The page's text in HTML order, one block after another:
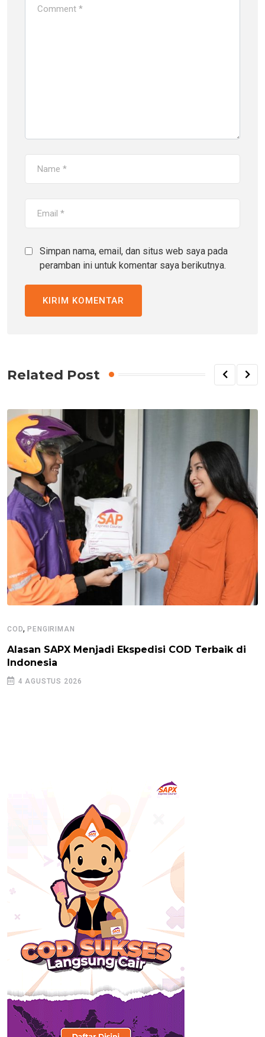
Simpan nama, email, dan situs web saya pada
peramban ini untuk komentar saya berikutnya.
Related Post
COD,PENGIRIMAN
Alasan SAPX Menjadi Ekspedisi COD Terbaik di
Indonesia
4 AGUSTUS 2026